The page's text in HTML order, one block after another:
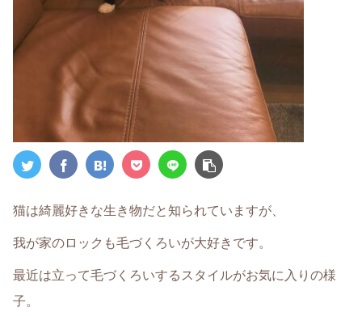
猫は綺麗好きな生き物だと知られていますが、
我が家のロックも毛づくろいが大好きです。
最近は立って毛づくろいするスタイルがお気に入りの様
子。